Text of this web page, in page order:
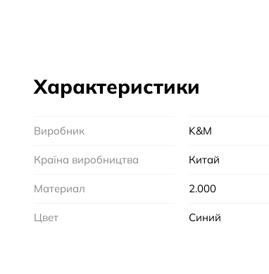
Характеристики
Виробник K&M
Країна виробництва Китай
Материал 2.000
Цвет Синий